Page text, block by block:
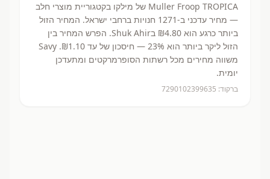
Muller Froop TROPICA של מילקו בקטגוריית מוצרי חלב
— מחיר עדכני ב-1271 חנויות ברחבי ישראל. המחיר הזול
ביותר כרגע הוא ₪4.80
בShuk Ahir.
הפרש המחיר בין
הזול ליקר ביותר הוא 23% — חיסכון של עד ₪1.10.
Savy
משווה מחירים מכל רשתות הסופרמרקטים ומתעדכן
יומית.
ברקוד: 7290102399635